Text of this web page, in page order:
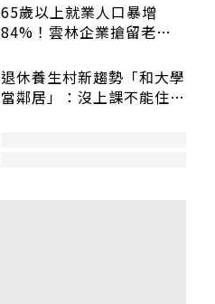
65歲以上就業人口暴增
84%！雲林企業搶留老員
退休養生村新趨勢「和大學
當鄰居」：沒上課不能住、